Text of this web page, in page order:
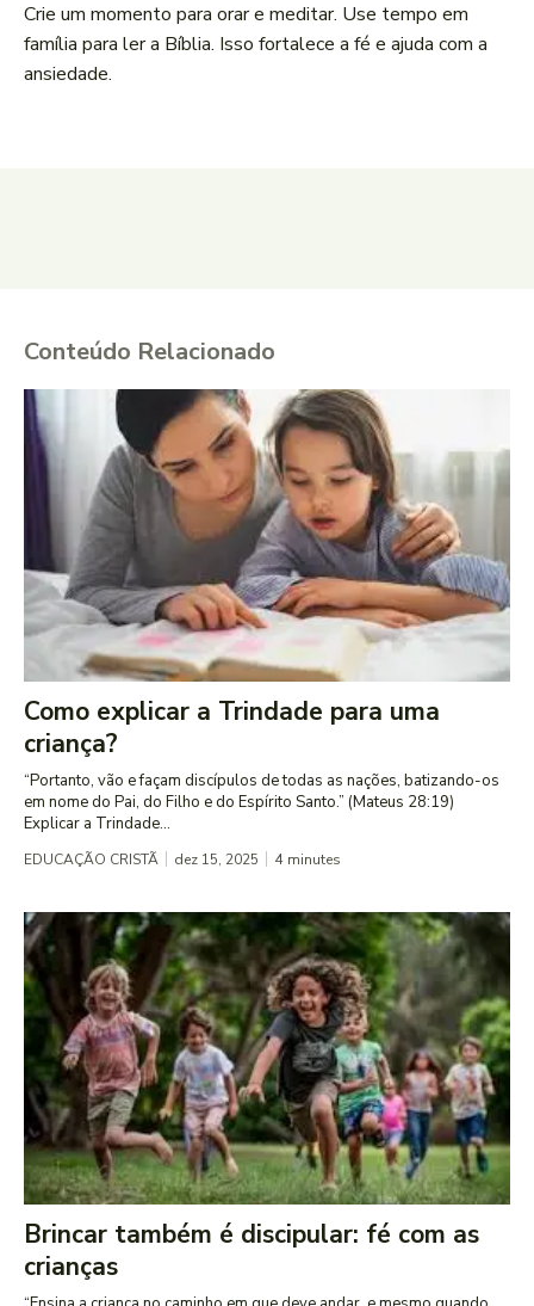
Crie um momento para orar e meditar. Use tempo em
família para ler a Bíblia. Isso fortalece a fé e ajuda com a
ansiedade.
Conteúdo Relacionado
Como explicar a Trindade para uma
criança?
“Portanto, vão e façam discípulos de todas as nações, batizando-os
em nome do Pai, do Filho e do Espírito Santo.” (Mateus 28:19)
Explicar a Trindade...
EDUCAÇÃO CRISTÃ dez 15, 2025 4 minutes
Brincar também é discipular: fé com as
crianças